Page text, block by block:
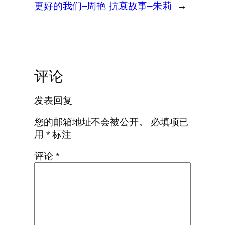
更好的我们–周艳 抗衰故事–朱莉
→
评论
发表回复
您的邮箱地址不会被公开。
必填项已
用 *标注
评论 *